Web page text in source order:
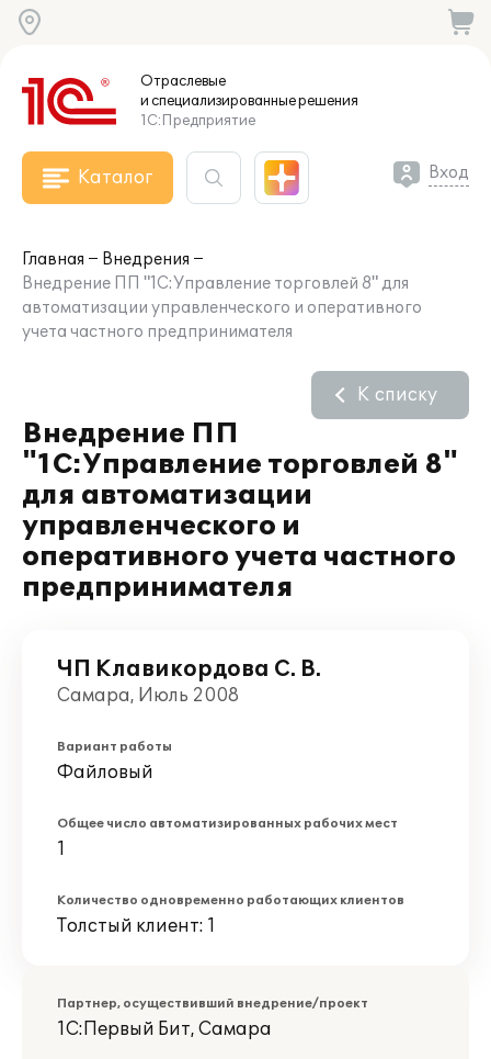
Отраслевые
и специализированныерешения
1С:Предприятие
Каталог Вход
Главная
Внедрения
Внедрение ПП "1С:Управление торговлей 8" для
автоматизации управленческого и оперативного
учета частного предпринимателя
Внедрение ПП
"1С:Управление торговлей 8"
для автоматизации
управленческого и
оперативного учета частного
предпринимателя
К списку
ЧП Клавикордова С. В.
Самара, Июль 2008
Вариант работы
Файловый
Общее число автоматизированных рабочих мест
1
Количество одновременно работающих клиентов
Толстый клиент: 1
Партнер, осуществивший внедрение/проект
1С:Первый Бит, Самара